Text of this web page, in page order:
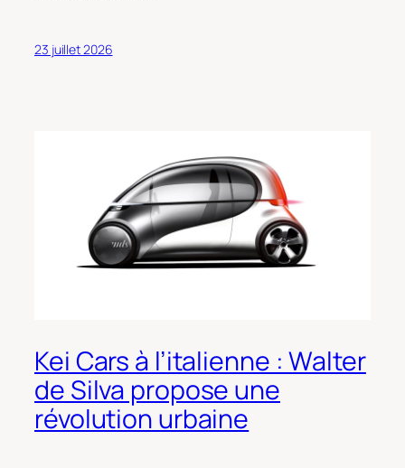
23 juillet 2026
Kei Cars à l’italienne : Walter
de Silva propose une
révolution urbaine